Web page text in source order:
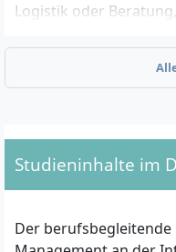
Logistik oder
Kompetenzen
Zulassung erfüllen?
Um zum Master
ein
Studieninhalte im
Der berufsbegleitende